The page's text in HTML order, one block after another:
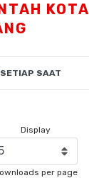
KOTA
SAAT
Display
per page